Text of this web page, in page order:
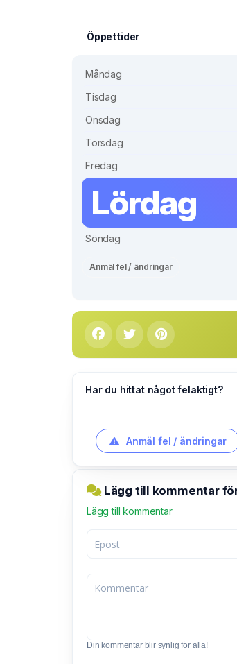
Öppettider
Måndag
Tisdag
Onsdag
Torsdag
Fredag
Lördag
Söndag
Anmäl fel / ändringar
Har du hittat något felaktigt?
Anmäl fel / ändringar
Lägg till kommentar
Lägg till kommentar
Din kommentar blir synlig för alla!